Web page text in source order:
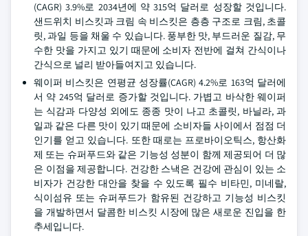
(CAGR) 3.9%로 2034년에 약 315억 달러로 성장할 것입니다.
샌드위치 비스킷과 크림 속 비스킷은 층층 구조로 크림, 초콜
릿, 과일 등을 채울 수 있습니다. 풍부한 맛, 부드러운 질감, 무
수한 맛을 가지고 있기 때문에 소비자 전반에 걸쳐 간식이나
간식으로 널리 받아들여지고 있습니다.
웨이퍼 비스킷은 연평균 성장률(CAGR) 4.2%로 163억 달러에
서 약 245억 달러로 증가할 것입니다. 가볍고 바삭한 웨이퍼
는 식감과 다양성 외에도 종종 맛이 나고 초콜릿, 바닐라, 과
일과 같은 다른 맛이 있기 때문에 소비자들 사이에서 점점 더
인기를 얻고 있습니다. 또한 때로는 프로바이오틱스, 항산화
제 또는 슈퍼푸드와 같은 기능성 성분이 함께 제공되어 더 많
은 이점을 제공합니다. 건강한 스낵은 건강에 관심이 있는 소
비자가 건강한 대안을 찾을 수 있도록 필수 비타민, 미네랄,
식이섬유 또는 슈퍼푸드가 함유된 건강하고 기능성 비스킷
을 개발하면서 달콤한 비스킷 시장에 많은 새로운 진입을 한
추세입니다.